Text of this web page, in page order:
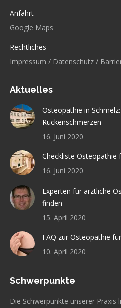
Anfahrt
Google Maps
Rechtliches
Impressum / Datenschutz /
Aktuelles
Osteopathie in
Rückenschmerzen
16. Juni 2020
Checkliste Osteopathie
16. Juni 2020
Experten für ärztliche
finden
15. April 2020
FAQ zur Osteopathie
10. April 2020
Schwerpunkte
Die Schwerpunkte unserer Praxis